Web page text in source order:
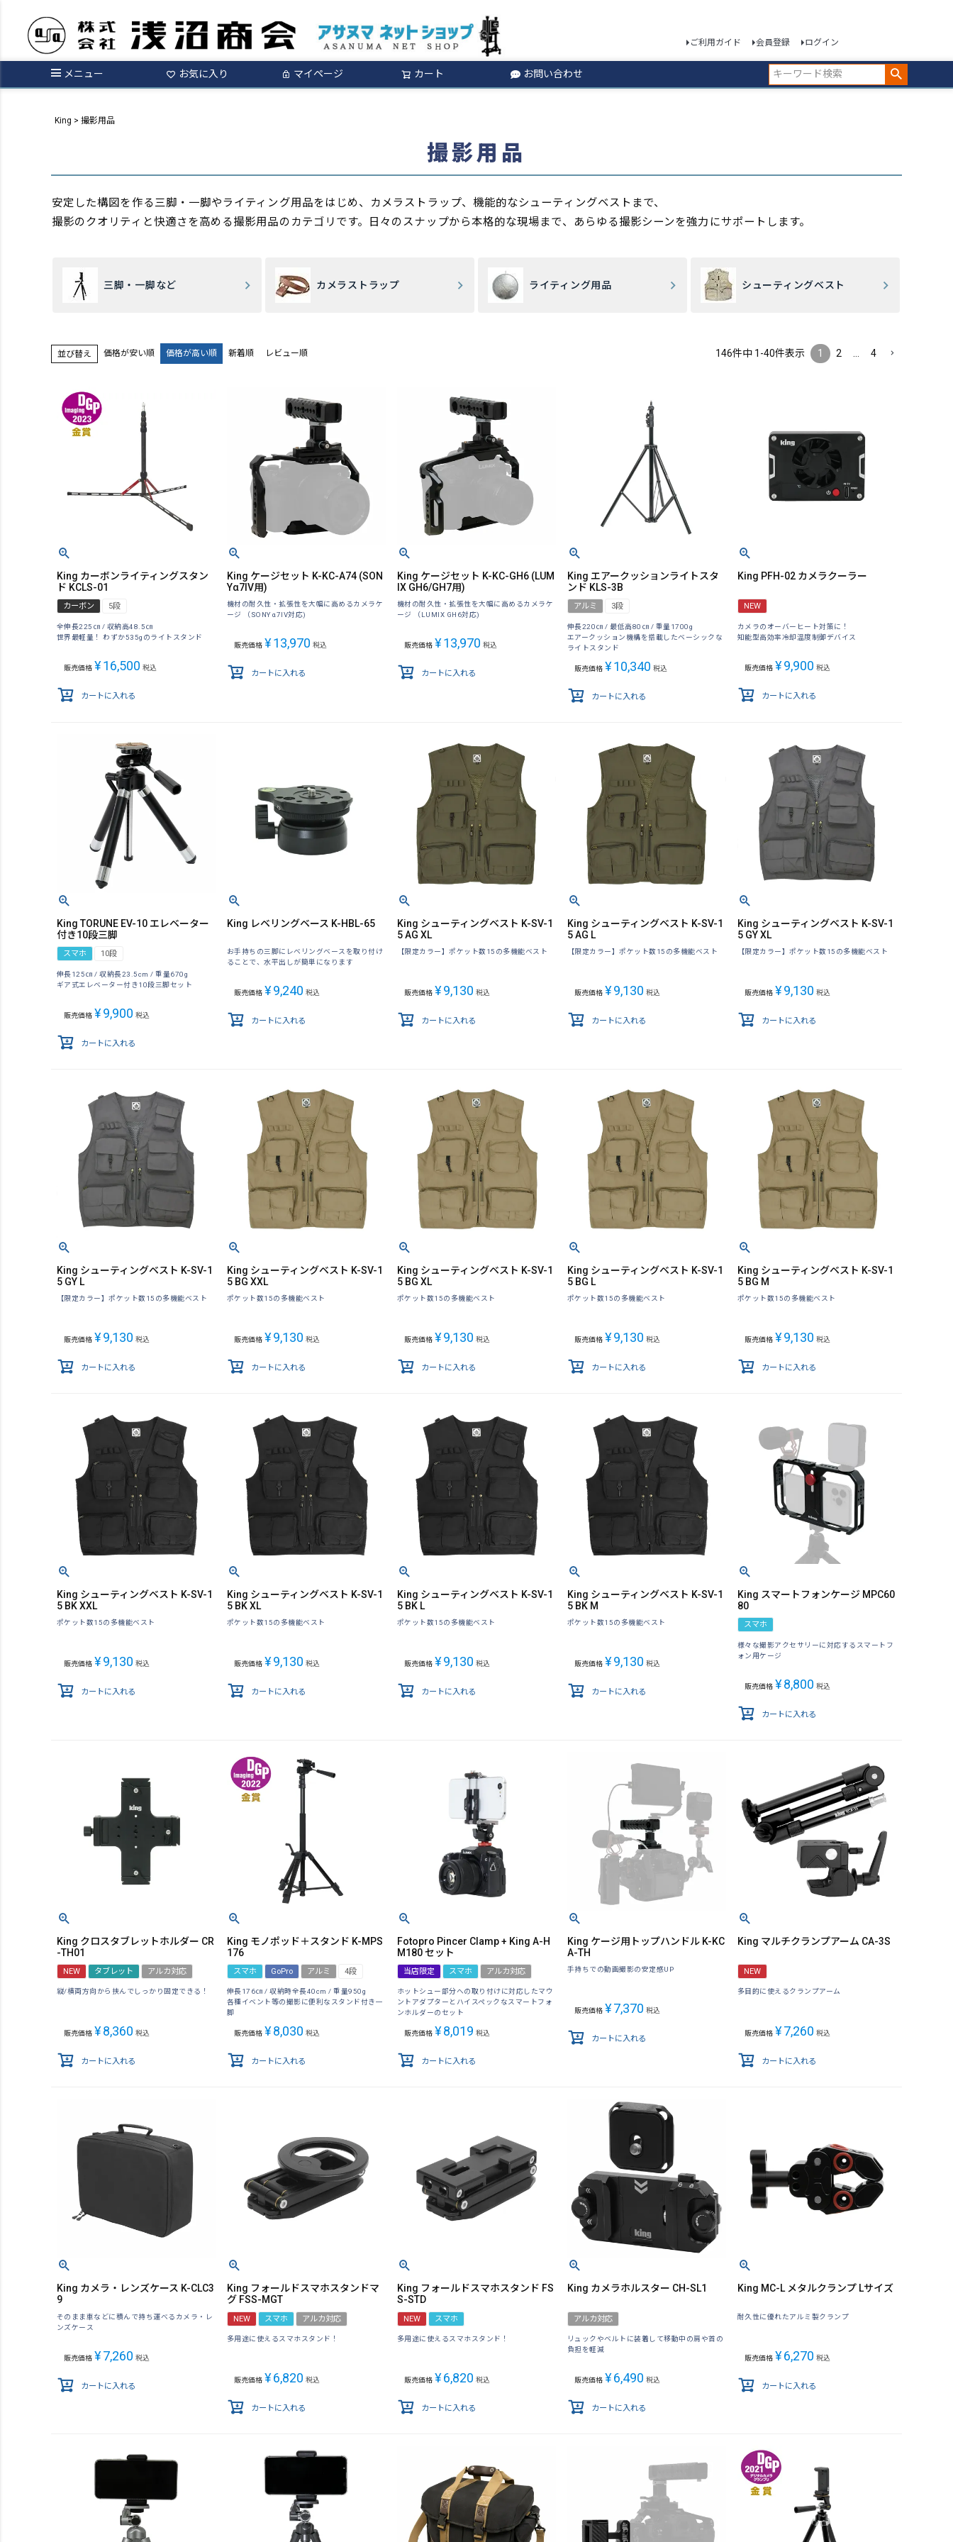
ご利用ガイド 会員登録 ログイン
メニュー お気に入り マイページ カート お問い合わせ
検索
King 撮影用品
撮影用品
安定した構図を作る三脚・一脚やライティング用品をはじめ、カメラストラップ、機能的なシューティングベストまで、
撮影のクオリティと快適さを高める撮影用品のカテゴリです。日々のスナップから本格的な現場まで、あらゆる撮影シーンを強力にサポートします。
三脚・一脚など カメラストラップ ライティング用品 シューティングベスト
並び替え 価格が安い順 価格が高い順 新着順 レビュー順 146件中 1 -40件表示 1 2 … 4
King カーボンライティングスタン
ド KCLS-01
カーボン 5段
全伸長225㎝ / 収納高48.5㎝
世界最軽量！ わずか535gのライトスタンド
販売価格 ¥16,500 税込
カートに入れる
King ケージセット K-KC-A74 (SON
Yα7IV用)
機材の耐久性・拡張性を大幅に高めるカメラケ
ージ （SONY α7IV対応)
販売価格 ¥13,970 税込
カートに入れる
King ケージセット K-KC-GH6 (LUM
IX GH6/GH7用)
機材の耐久性・拡張性を大幅に高めるカメラケ
ージ （LUMIX GH6対応)
販売価格 ¥13,970 税込
カートに入れる
King エアークッションライトスタ
ンド KLS-3B
アルミ 3段
伸長220㎝ / 最低高80㎝ / 重量1700g
エアークッション機構を搭載したベーシックな
ライトスタンド
販売価格 ¥10,340 税込
カートに入れる
King PFH-02 カメラクーラー
NEW
カメラのオーバーヒート対策に！
知能型高効率冷却温度制御デバイス
販売価格 ¥9,900 税込
カートに入れる
King TORUNE EV-10 エレベーター
付き10段三脚
スマホ 10段
伸長125㎝ / 収納長23.5cm / 重量670g
ギア式エレベーター付き10段三脚セット
販売価格 ¥9,900 税込
カートに入れる
King レベリングベース K-HBL-65
お手持ちの三脚にレベリングベースを取り付け
ることで、水平出しが簡単になります
販売価格 ¥9,240 税込
カートに入れる
King シューティングベスト K-SV-1
5 AG XL
【限定カラー】ポケット数15の多機能ベスト
販売価格 ¥9,130 税込
カートに入れる
King シューティングベスト K-SV-1
5 AG L
【限定カラー】ポケット数15の多機能ベスト
販売価格 ¥9,130 税込
カートに入れる
King シューティングベスト K-SV-1
5 GY XL
【限定カラー】ポケット数15の多機能ベスト
販売価格 ¥9,130 税込
カートに入れる
King シューティングベスト K-SV-1
5 GY L
【限定カラー】ポケット数15の多機能ベスト
販売価格 ¥9,130 税込
カートに入れる
King シューティングベスト K-SV-1
5 BG XXL
ポケット数15の多機能ベスト
販売価格 ¥9,130 税込
カートに入れる
King シューティングベスト K-SV-1
5 BG XL
ポケット数15の多機能ベスト
販売価格 ¥9,130 税込
カートに入れる
King シューティングベスト K-SV-1
5 BG L
ポケット数15の多機能ベスト
販売価格 ¥9,130 税込
カートに入れる
King シューティングベスト K-SV-1
5 BG M
ポケット数15の多機能ベスト
販売価格 ¥9,130 税込
カートに入れる
King シューティングベスト K-SV-1
5 BK XXL
ポケット数15の多機能ベスト
販売価格 ¥9,130 税込
カートに入れる
King シューティングベスト K-SV-1
5 BK XL
ポケット数15の多機能ベスト
販売価格 ¥9,130 税込
カートに入れる
King シューティングベスト K-SV-1
5 BK L
ポケット数15の多機能ベスト
販売価格 ¥9,130 税込
カートに入れる
King シューティングベスト K-SV-1
5 BK M
ポケット数15の多機能ベスト
販売価格 ¥9,130 税込
カートに入れる
King スマートフォンケージ MPC60
80
スマホ
様々な撮影アクセサリーに対応するスマートフ
ォン用ケージ
販売価格 ¥8,800 税込
カートに入れる
King クロスタブレットホルダー CR
-TH01
NEW タブレット アルカ対応
縦/横両方向から挟んでしっかり固定できる！
販売価格 ¥8,360 税込
カートに入れる
King モノポッド＋スタンド K-MPS
176
スマホ GoPro アルミ 4段
伸長176㎝ / 収納時全長40cm / 重量950g
各種イベント等の撮影に便利なスタンド付き一
脚
販売価格 ¥8,030 税込
カートに入れる
Fotopro Pincer Clamp + King A-H
M180 セット
当店限定 スマホ アルカ対応
ホットシュー部分への取り付けに対応したマウ
ントアダプターとハイスペックなスマートフォ
ンホルダーのセット
販売価格 ¥8,019 税込
カートに入れる
King ケージ用トップハンドル K-KC
A-TH
手持ちでの動画撮影の安定感UP
販売価格 ¥7,370 税込
カートに入れる
King マルチクランプアーム CA-3S
NEW
多目的に使えるクランプアーム
販売価格 ¥7,260 税込
カートに入れる
King カメラ・レンズケース K-CLC3
9
そのまま車などに積んで持ち運べるカメラ・レ
ンズケース
販売価格 ¥7,260 税込
カートに入れる
King フォールドスマホスタンドマ
グ FSS-MGT
NEW スマホ アルカ対応
多用途に使えるスマホスタンド！
販売価格 ¥6,820 税込
カートに入れる
King フォールドスマホスタンド FS
S-STD
NEW スマホ
多用途に使えるスマホスタンド！
販売価格 ¥6,820 税込
カートに入れる
King カメラホルスター CH-SL1
アルカ対応
リュックやベルトに装着して移動中の肩や首の
負担を軽減
販売価格 ¥6,490 税込
カートに入れる
King MC-L メタルクランプ Lサイズ
耐久性に優れたアルミ製クランプ
販売価格 ¥6,270 税込
カートに入れる